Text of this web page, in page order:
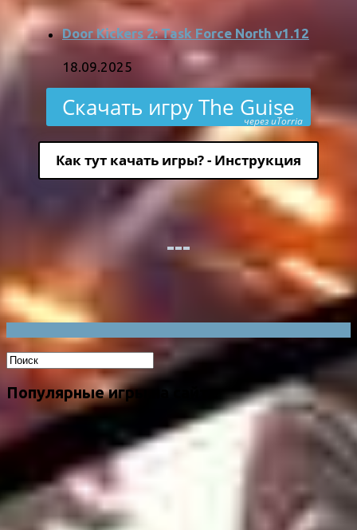
Door Kickers 2: Task Force North v1.12
18.09.2025
Скачать игру The Guise
через uTorria
Как тут качать игры? - Инструкция
Популярные игры на сайте